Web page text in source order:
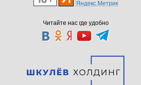
Читайте нас где удобно